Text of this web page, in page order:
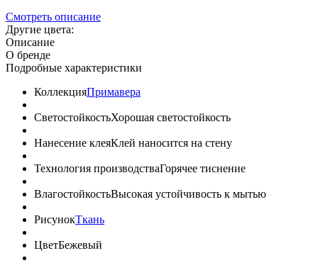
Смотреть описание
Другие цвета:
Описание
О бренде
Подробные характеристики
КоллекцияПримавера
СветостойкостьХорошая светостойкость
Нанесение клеяКлей наносится на стену
Технология производстваГорячее тиснение
ВлагостойкостьВысокая устойчивость к мытью
РисунокТкань
ЦветБежевый